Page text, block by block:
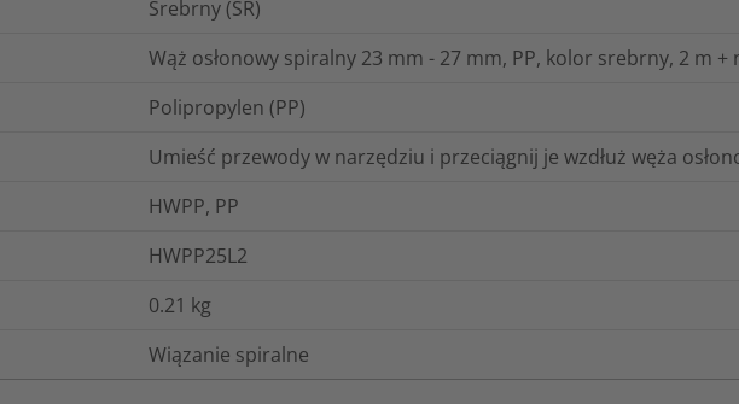
Srebrny (SR)
Wąż osłonowy spiralny 23 mm - 27 mm, PP, kolor srebrny, 2 m +
Polipropylen (PP)
Umieść przewody w narzędziu i przeciągnij je wzdłuż węża
HWPP, PP
HWPP25L2
0.21 kg
Wiązanie spiralne